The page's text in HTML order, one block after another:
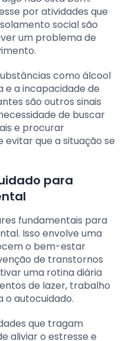
por atividades que
social são
um problema de
como álcool
e a incapacidade de
são outros sinais
de buscar
e procurar
evitar que a situação se
para
fundamentais para
Isso envolve uma
o bem-estar
de transtornos
uma rotina diária
de lazer, trabalho
o autocuidado.
que tragam
aliviar o estresse e